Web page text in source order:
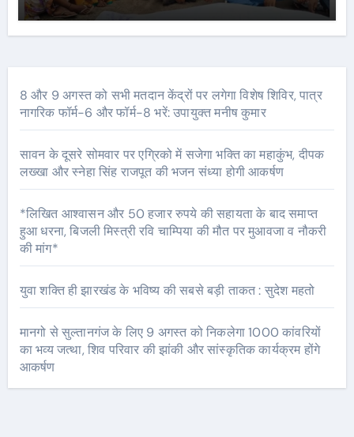
8 और 9 अगस्त को सभी मतदान केंद्रों पर लगेगा विशेष शिविर, पात्र
नागरिक फॉर्म-6 और फॉर्म-8 भरें: उपायुक्त मनीष कुमार
सावन के दूसरे सोमवार पर एग्रिको में सजेगा भक्ति का महाकुंभ, दीपक
लख्खा और स्नेहा सिंह राजपूत की भजन संध्या होगी आकर्षण
*लिखित आश्वासन और 50 हजार रुपये की सहायता के बाद समाप्त
हुआ धरना, बिजली मिस्त्री रवि चाम्पिया की मौत पर मुआवजा व नौकरी
की मांग*
युवा शक्ति ही झारखंड के भविष्य की सबसे बड़ी ताकत : सुदेश महतो
मानगो से सुल्तानगंज के लिए 9 अगस्त को निकलेगा 1000 कांवरियों
का भव्य जत्था, शिव परिवार की झांकी और सांस्कृतिक कार्यक्रम होंगे
आकर्षण